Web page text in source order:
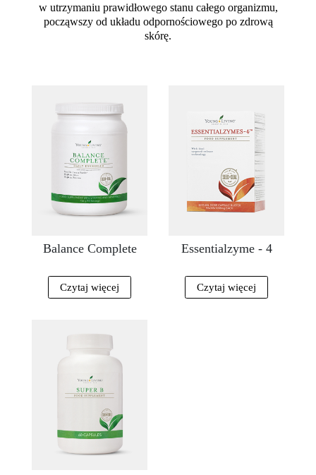
w utrzymaniu prawidłowego stanu całego organizmu,
począwszy od układu odpornościowego po zdrową
skórę.
Balance Complete
Czytaj więcej
Essentialzyme - 4
Czytaj więcej